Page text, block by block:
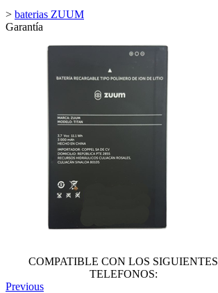
> baterias ZUUM
Garantía
COMPATIBLE CON LOS SIGUIENTES
TELEFONOS:
Previous